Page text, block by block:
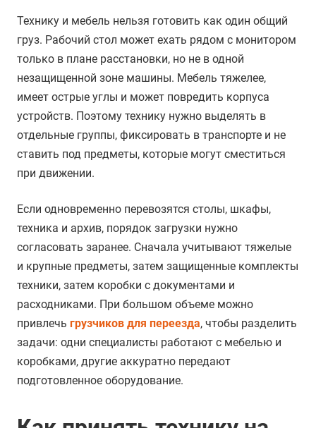
Технику и мебель нельзя готовить как один общий
груз. Рабочий стол может ехать рядом с монитором
только в плане расстановки, но не в одной
незащищенной зоне машины. Мебель тяжелее,
имеет острые углы и может повредить корпуса
устройств. Поэтому технику нужно выделять в
отдельные группы, фиксировать в транспорте и не
ставить под предметы, которые могут сместиться
при движении.
Если одновременно перевозятся столы, шкафы,
техника и архив, порядок загрузки нужно
согласовать заранее. Сначала учитывают тяжелые
и крупные предметы, затем защищенные комплекты
техники, затем коробки с документами и
расходниками. При большом объеме можно
привлечь грузчиков для переезда, чтобы разделить
задачи: одни специалисты работают с мебелью и
коробками, другие аккуратно передают
подготовленное оборудование.